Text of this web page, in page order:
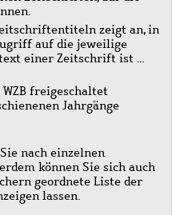
zeigt an, in
auf die jeweilige
einer Zeitschrift ist …
freigeschaltet
Jahrgänge
nach einzelnen
können Sie sich auch
geordnete Liste der
lassen.